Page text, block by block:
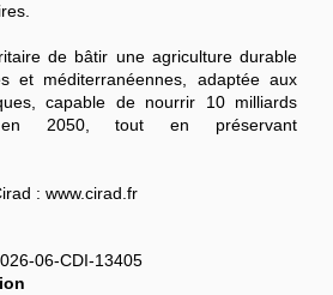
de bâtir une agriculture durable
et méditerranéennes, adaptée aux
capable de nourrir 10 milliards
2050, tout en préservant
: www.cirad.fr
06-CDI-13405